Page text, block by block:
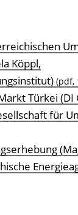
Köppl,
(pdf,
Türkei (DI
für